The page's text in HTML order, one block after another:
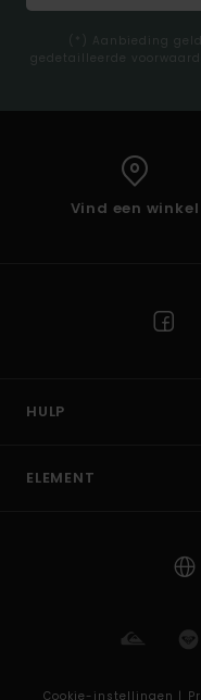
(*) Aanbieding
gedetailleerde
Vind een winkel
HULP
ELEMENT
Cookie-instellingen |